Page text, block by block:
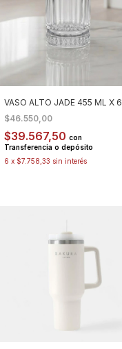
VASO ALTO JADE 455 ML X 6
$46.550,00
$39.567,50con
Transferencia o depósito
6 x $7.758,33 sin interés